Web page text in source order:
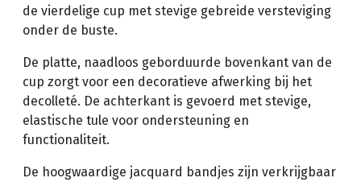
de vierdelige cup met stevige gebreide versteviging
onder de buste.
De platte, naadloos geborduurde bovenkant van de
cup zorgt voor een decoratieve afwerking bij het
decolleté. De achterkant is gevoerd met stevige,
elastische tule voor ondersteuning en
functionaliteit.
De hoogwaardige jacquard bandjes zijn verkrijgbaar